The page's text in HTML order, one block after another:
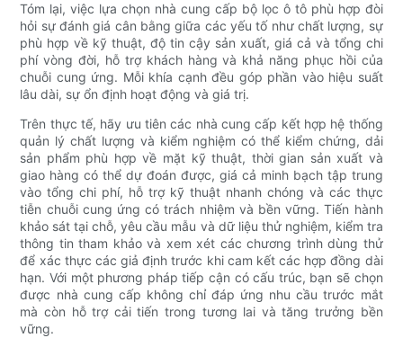
Tóm lại, việc lựa chọn nhà cung cấp bộ lọc ô tô phù hợp đòi
hỏi sự đánh giá cân bằng giữa các yếu tố như chất lượng, sự
phù hợp về kỹ thuật, độ tin cậy sản xuất, giá cả và tổng chi
phí vòng đời, hỗ trợ khách hàng và khả năng phục hồi của
chuỗi cung ứng. Mỗi khía cạnh đều góp phần vào hiệu suất
lâu dài, sự ổn định hoạt động và giá trị.
Trên thực tế, hãy ưu tiên các nhà cung cấp kết hợp hệ thống
quản lý chất lượng và kiểm nghiệm có thể kiểm chứng, dải
sản phẩm phù hợp về mặt kỹ thuật, thời gian sản xuất và
giao hàng có thể dự đoán được, giá cả minh bạch tập trung
vào tổng chi phí, hỗ trợ kỹ thuật nhanh chóng và các thực
tiễn chuỗi cung ứng có trách nhiệm và bền vững. Tiến hành
khảo sát tại chỗ, yêu cầu mẫu và dữ liệu thử nghiệm, kiểm tra
thông tin tham khảo và xem xét các chương trình dùng thử
để xác thực các giả định trước khi cam kết các hợp đồng dài
hạn. Với một phương pháp tiếp cận có cấu trúc, bạn sẽ chọn
được nhà cung cấp không chỉ đáp ứng nhu cầu trước mắt
mà còn hỗ trợ cải tiến trong tương lai và tăng trưởng bền
vững.